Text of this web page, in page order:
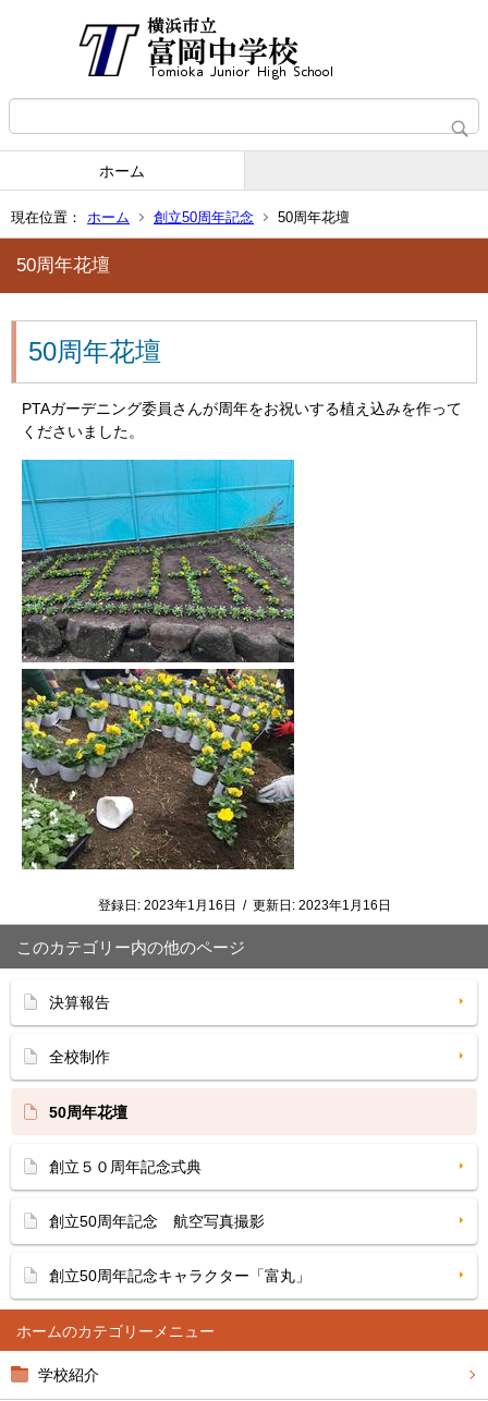
ホーム
現在位置： ホーム 創立50周年記念 50周年花壇
ホーム
学校紹介
50周年花壇
50周年花壇
PTAガーデニング委員さんが周年をお祝いする植え込みを作って
くださいました。
登録日: 2023年1月16日 / 更新日: 2023年1月16日
このカテゴリー内の他のページ
決算報告
全校制作
50周年花壇
創立５０周年記念式典
創立50周年記念 航空写真撮影
創立50周年記念キャラクター「富丸」